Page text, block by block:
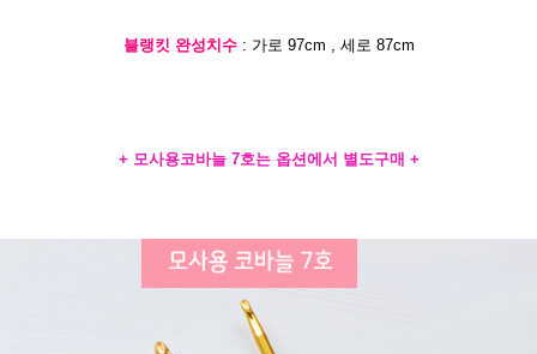
블랭킷 완성치수: 가로 97cm , 세로 87cm
+ 모사용코바늘 7호는 옵션에서 별도구매 +